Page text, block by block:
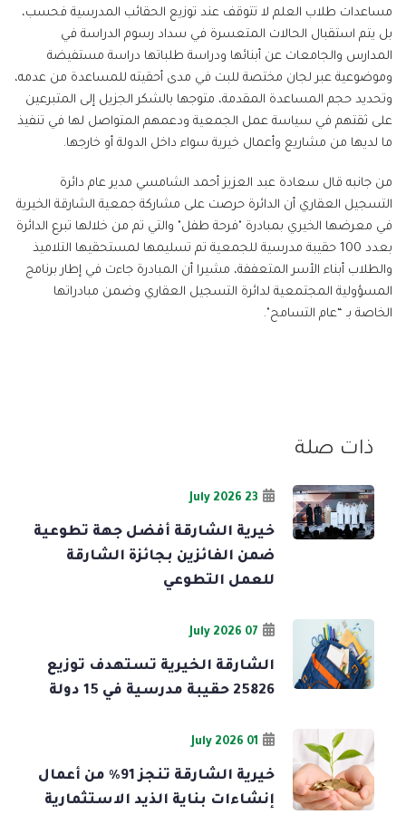
مساعدات طلاب العلم لا تتوقف عند توزيع الحقائب المدرسية فحسب،
بل يتم استقبال الحالات المتعسرة في سداد رسوم الدراسة في
المدارس والجامعات عن أبنائها ودراسة طلباتها دراسة مستفيضة
وموضوعية عبر لجان مختصة للبت في مدى أحقيته للمساعدة من عدمه،
وتحديد حجم المساعدة المقدمة، متوجها بالشكر الجزيل إلى المتبرعين
على ثقتهم في سياسة عمل الجمعية ودعمهم المتواصل لها في تنفيذ
ما لديها من مشاريع وأعمال خيرية سواء داخل الدولة أو خارجها.
من جانبه قال سعادة عبد العزيز أحمد الشامسي مدير عام دائرة
التسجيل العقاري أن الدائرة حرصت على مشاركة جمعية الشارقة الخيرية
في معرضها الخيري بمبادرة "فرحة طفل" والتي تم من خلالها تبرع الدائرة
بعدد 100 حقيبة مدرسية للجمعية تم تسليمها لمستحقيها التلاميذ
والطلاب أبناء الأسر المتعففة، مشيرا أن المبادرة جاءت في إطار برنامج
المسؤولية المجتمعية لدائرة التسجيل العقاري وضمن مبادراتها
الخاصة بـ “عام التسامح".
ذات صلة
23 July 2026
خيرية الشارقة أفضل جهة تطوعية
ضمن الفائزين بجائزة الشارقة
للعمل التطوعي
07 July 2026
الشارقة الخيرية تستهدف توزيع
25826 حقيبة مدرسية في 15 دولة
01 July 2026
خيرية الشارقة تنجز 91% من أعمال
إنشاءات بناية الذيد الاستثمارية